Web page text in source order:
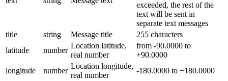
exceeded, the rest of the
text will be sent in
separate text messages
title
string Message title
255 characters
latitude
number
Location latitude,
real number
from -90.0000 to
+90.0000
longitude
number
Location longitude,
real number
-180.0000 to +180.0000